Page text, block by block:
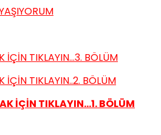
İÇİN TIKLAYIN...3. BÖLÜM
İÇİN TIKLAYIN..2. BÖLÜM
İÇİN TIKLAYIN...1. BÖLÜM